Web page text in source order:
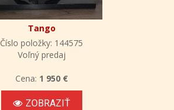
Tango
Číslo položky: 144575
Voľný predaj
Cena: 1 950 €
ZOBRAZIŤ